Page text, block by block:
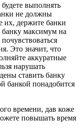
выполнять
не должны
их, держите банки
банку максимум на
Это значит, что
аккуратные
нарушать
ставить банку
банкой понадобится
времени, дав коже
повышать время